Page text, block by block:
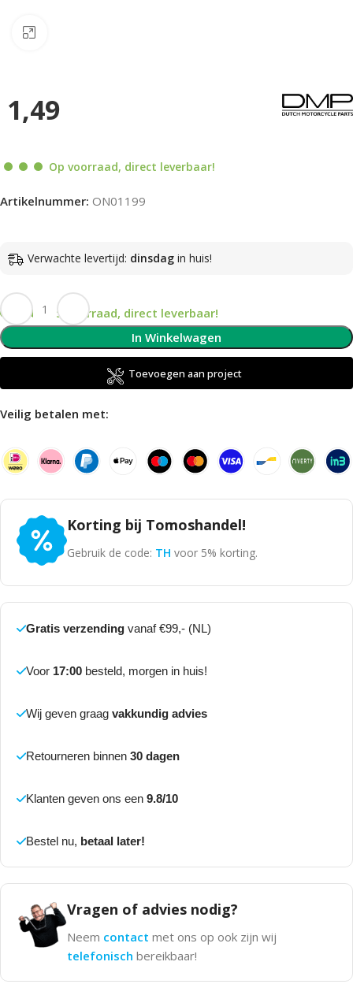
1,49
Op voorraad, direct leverbaar!
Artikelnummer: ON01199
Verwachte levertijd: dinsdag in huis!
Op voorraad, direct leverbaar!
In Winkelwagen
Toevoegen aan project
Veilig betalen met:
Korting bij Tomoshandel!
Gebruik de code: TH voor 5% korting.
Gratis verzending vanaf €99,- (NL)
Voor 17:00 besteld, morgen in huis!
Wij geven graag vakkundig advies
Retourneren binnen 30 dagen
Klanten geven ons een 9.8/10
Bestel nu, betaal later!
Vragen of advies nodig?
Neem contact met ons op ook zijn wij
telefonisch bereikbaar!